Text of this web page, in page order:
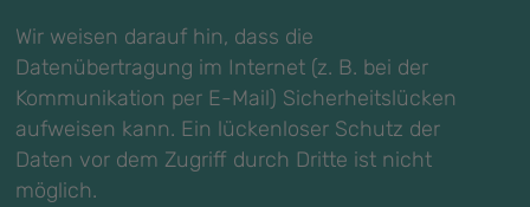
Wir weisen darauf hin, dass die
Datenübertragung im Internet (z. B. bei der
Kommunikation per E-Mail) Sicherheitslücken
aufweisen kann. Ein lückenloser Schutz der
Daten vor dem Zugriff durch Dritte ist nicht
möglich.